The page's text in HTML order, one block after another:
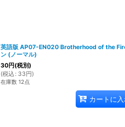
英語版 AP07-EN020 Brotherhood of the
ン (ノーマル)
30円(税別)
(税込 : 33円)
在庫数 12点
カートに入